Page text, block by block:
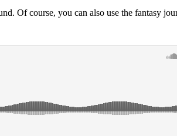
Of course, you can also use the fantasy